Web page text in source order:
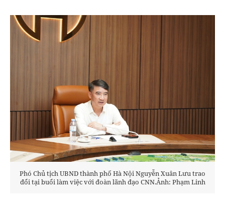
Phó Chủ tịch UBND thành phố Hà Nội Nguyễn Xuân Lưu trao
đổi tại buổi làm việc với đoàn lãnh đạo CNN.Ảnh: Phạm Linh